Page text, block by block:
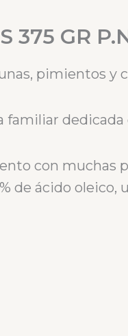
375 GR
pimientos y
con muchas
de ácido